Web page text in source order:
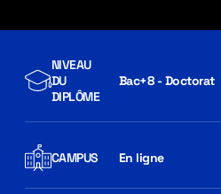
NIVEAU
DU
DIPLÔME
Bac+8 - Doctorat
CAMPUS En ligne